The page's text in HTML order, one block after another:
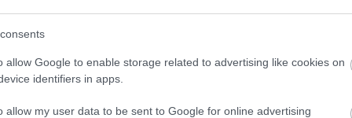
allow Google to enable storage related to advertising like cookies on
identifiers in apps.
allow my user data to be sent to Google for online advertising